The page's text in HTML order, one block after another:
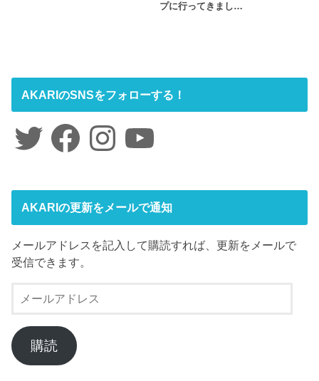
プに行ってきまし…
AKARIのSNSをフォローする！
Twitter FacebookInstagramYouTube
AKARIの更新をメールで通知
メールアドレスを記入して購読すれば、更新をメールで
受信できます。
ー
ル
ア
ド
購読